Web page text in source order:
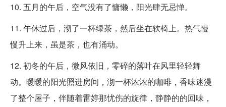
10. 五月的午后，空气没有了慵懒，阳光肆无忌惮。
11. 午休过后，沏了一杯绿茶，然后坐在软椅上。热气慢
慢升上来，虽是茶，也有涌动。
12. 初冬的午后，微风依旧，零碎的落叶在风里轻轻舞
动。暖暖的阳光照进房间，沏一杯浓浓的咖啡，香味迷漫
了整个屋子，伴随着雷婷那忧伤的旋律，静静的的回味，